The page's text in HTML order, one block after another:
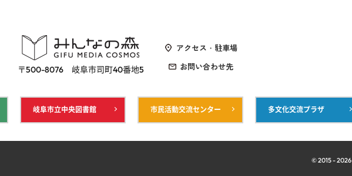
〒500-8076 岐阜市司町40番地5
アクセス・駐車場
お問い合わせ先
岐阜市立中央図書館 市民活動交流センター 多文化交流プラザ
© 2015 -2026